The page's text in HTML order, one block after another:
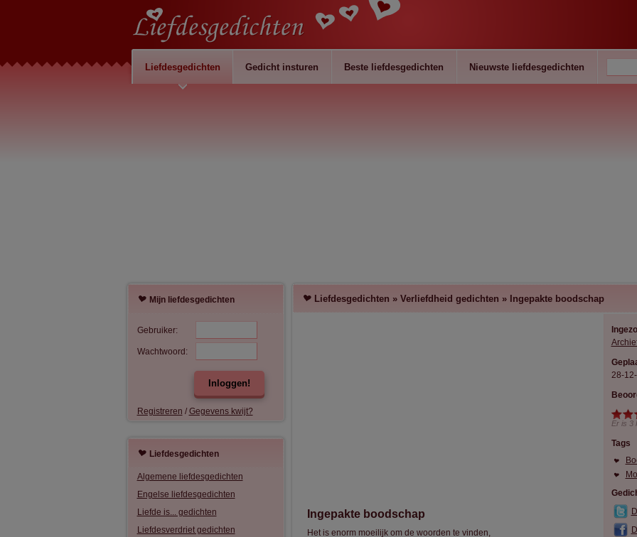
Liefdesgedichten Gedicht insturen Beste liefdesgedichten Nieuwste liefdesgedichten
Mijn liefdesgedichten
Gebruiker:
Wachtwoord:
Inloggen!
Registreren / Gegevens kwijt?
Liefdesgedichten
Algemene liefdesgedichten
Engelse liefdesgedichten
Liefde is... gedichten
Liefdesverdriet gedichten
Liefdesgedichten » Verliefdheid gedichten » Ingepakte boodschap
28-
Er is 3
Tags
Ingepakte boodschap
Het is enorm moeilijk om de woorden te vinden,